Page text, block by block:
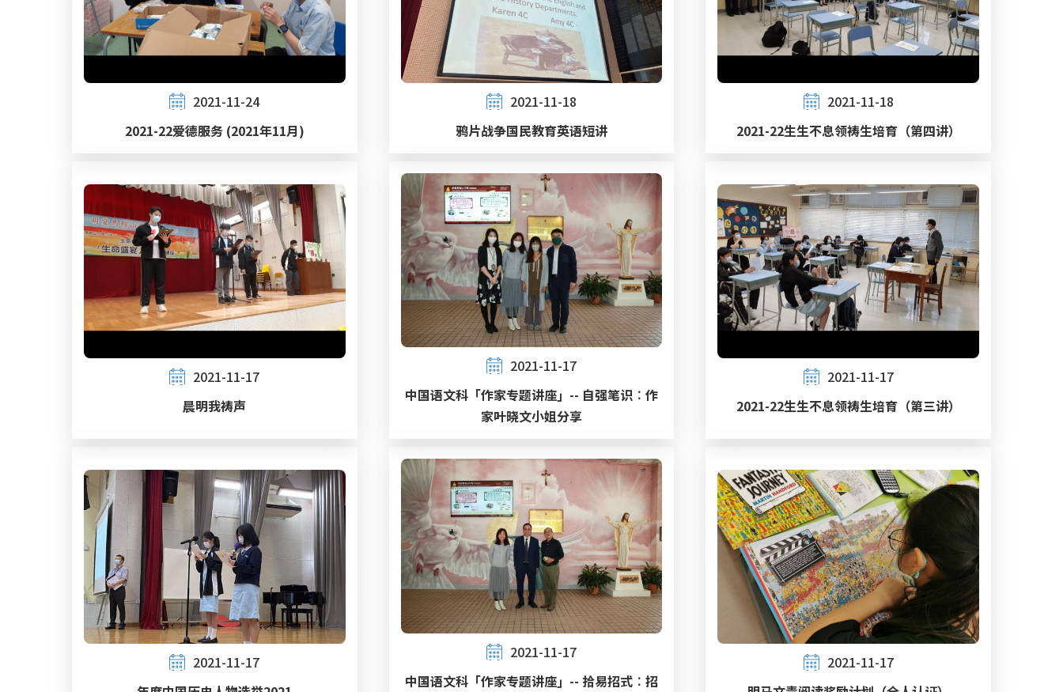
2021-11-24
2021-22爱德服务 (2021年11月)
2021-11-18
鸦片战争国民教育英语短讲
2021-11-18
2021-22生生不息领祷生培育（第四讲）
2021-11-17
晨明我祷声
2021-11-17
中国语文科「作家专题讲座」-- 自强笔识︰作
家叶晓文小姐分享
2021-11-17
2021-22生生不息领祷生培育（第三讲）
2021-11-17
2021-11-17
中国语文科「作家专题讲座」-- 拾易招式︰招
2021-11-17